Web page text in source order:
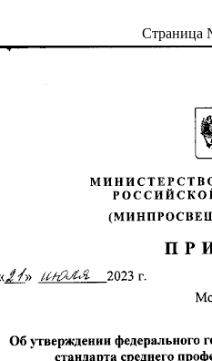
Страница